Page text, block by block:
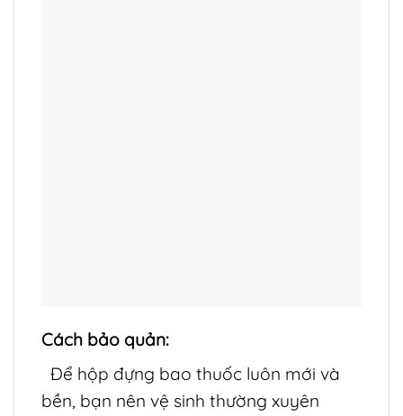
Cách bảo quản:
Để hộp đựng bao thuốc luôn mới và
bền, bạn nên vệ sinh thường xuyên